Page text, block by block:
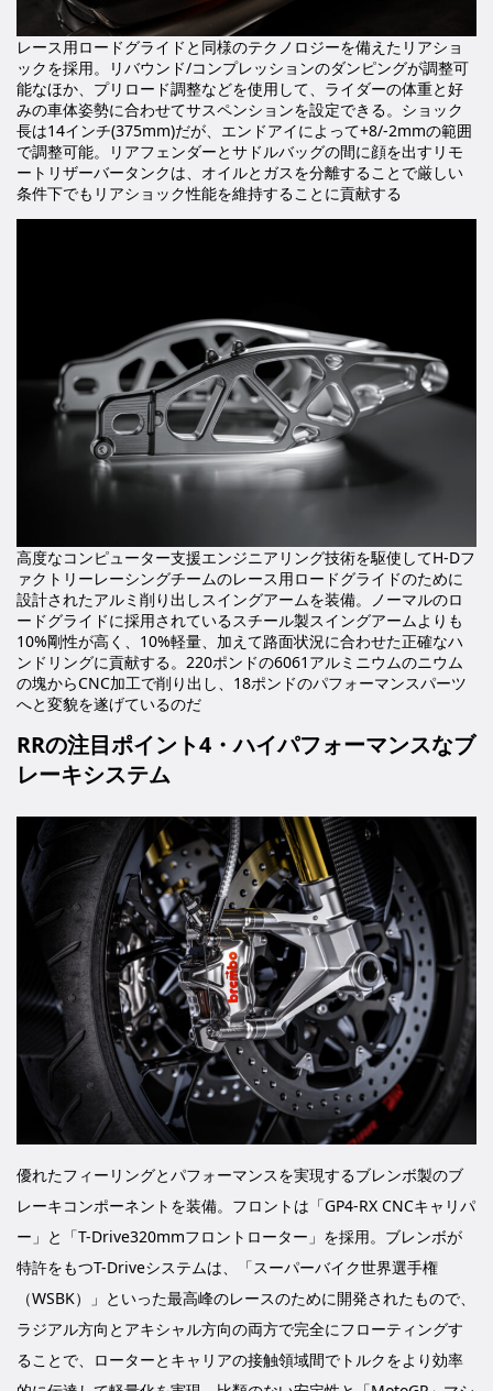
レース用ロードグライドと同様のテクノロジーを備えたリアショ
ックを採用。リバウンド/コンプレッションのダンピングが調整可
能なほか、プリロード調整などを使用して、ライダーの体重と好
みの車体姿勢に合わせてサスペンションを設定できる。ショック
長は14インチ(375mm)だが、エンドアイによって+8/-2mmの範囲
で調整可能。リアフェンダーとサドルバッグの間に顔を出すリモ
ートリザーバータンクは、オイルとガスを分離することで厳しい
条件下でもリアショック性能を維持することに貢献する
高度なコンピューター支援エンジニアリング技術を駆使してH-Dフ
ァクトリーレーシングチームのレース用ロードグライドのために
設計されたアルミ削り出しスイングアームを装備。ノーマルのロ
ードグライドに採用されているスチール製スイングアームよりも
10%剛性が高く、10%軽量、加えて路面状況に合わせた正確なハ
ンドリングに貢献する。220ポンドの6061アルミニウムのニウム
の塊からCNC加工で削り出し、18ポンドのパフォーマンスパーツ
へと変貌を遂げているのだ
RRの注目ポイント4・ハイパフォーマンスなブ
レーキシステム
優れたフィーリングとパフォーマンスを実現するブレンボ製のブ
レーキコンポーネントを装備。フロントは「GP4-RX CNCキャリパ
ー」と「T-Drive320mmフロントローター」を採用。ブレンボが
特許をもつT-Driveシステムは、「スーパーバイク世界選手権
（WSBK）」といった最高峰のレースのために開発されたもので、
ラジアル方向とアキシャル方向の両方で完全にフローティングす
ることで、ローターとキャリアの接触領域間でトルクをより効率